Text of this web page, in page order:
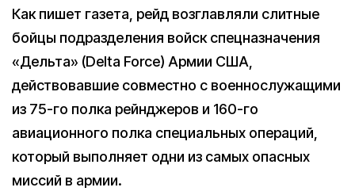
Как пишет газета, рейд возглавляли слитные
бойцы подразделения войск спецназначения
«Дельта» (Delta Force) Армии США,
действовавшие совместно с военнослужащими
из 75-го полка рейнджеров и 160-го
авиационного полка специальных операций,
который выполняет одни из самых опасных
миссий в армии.